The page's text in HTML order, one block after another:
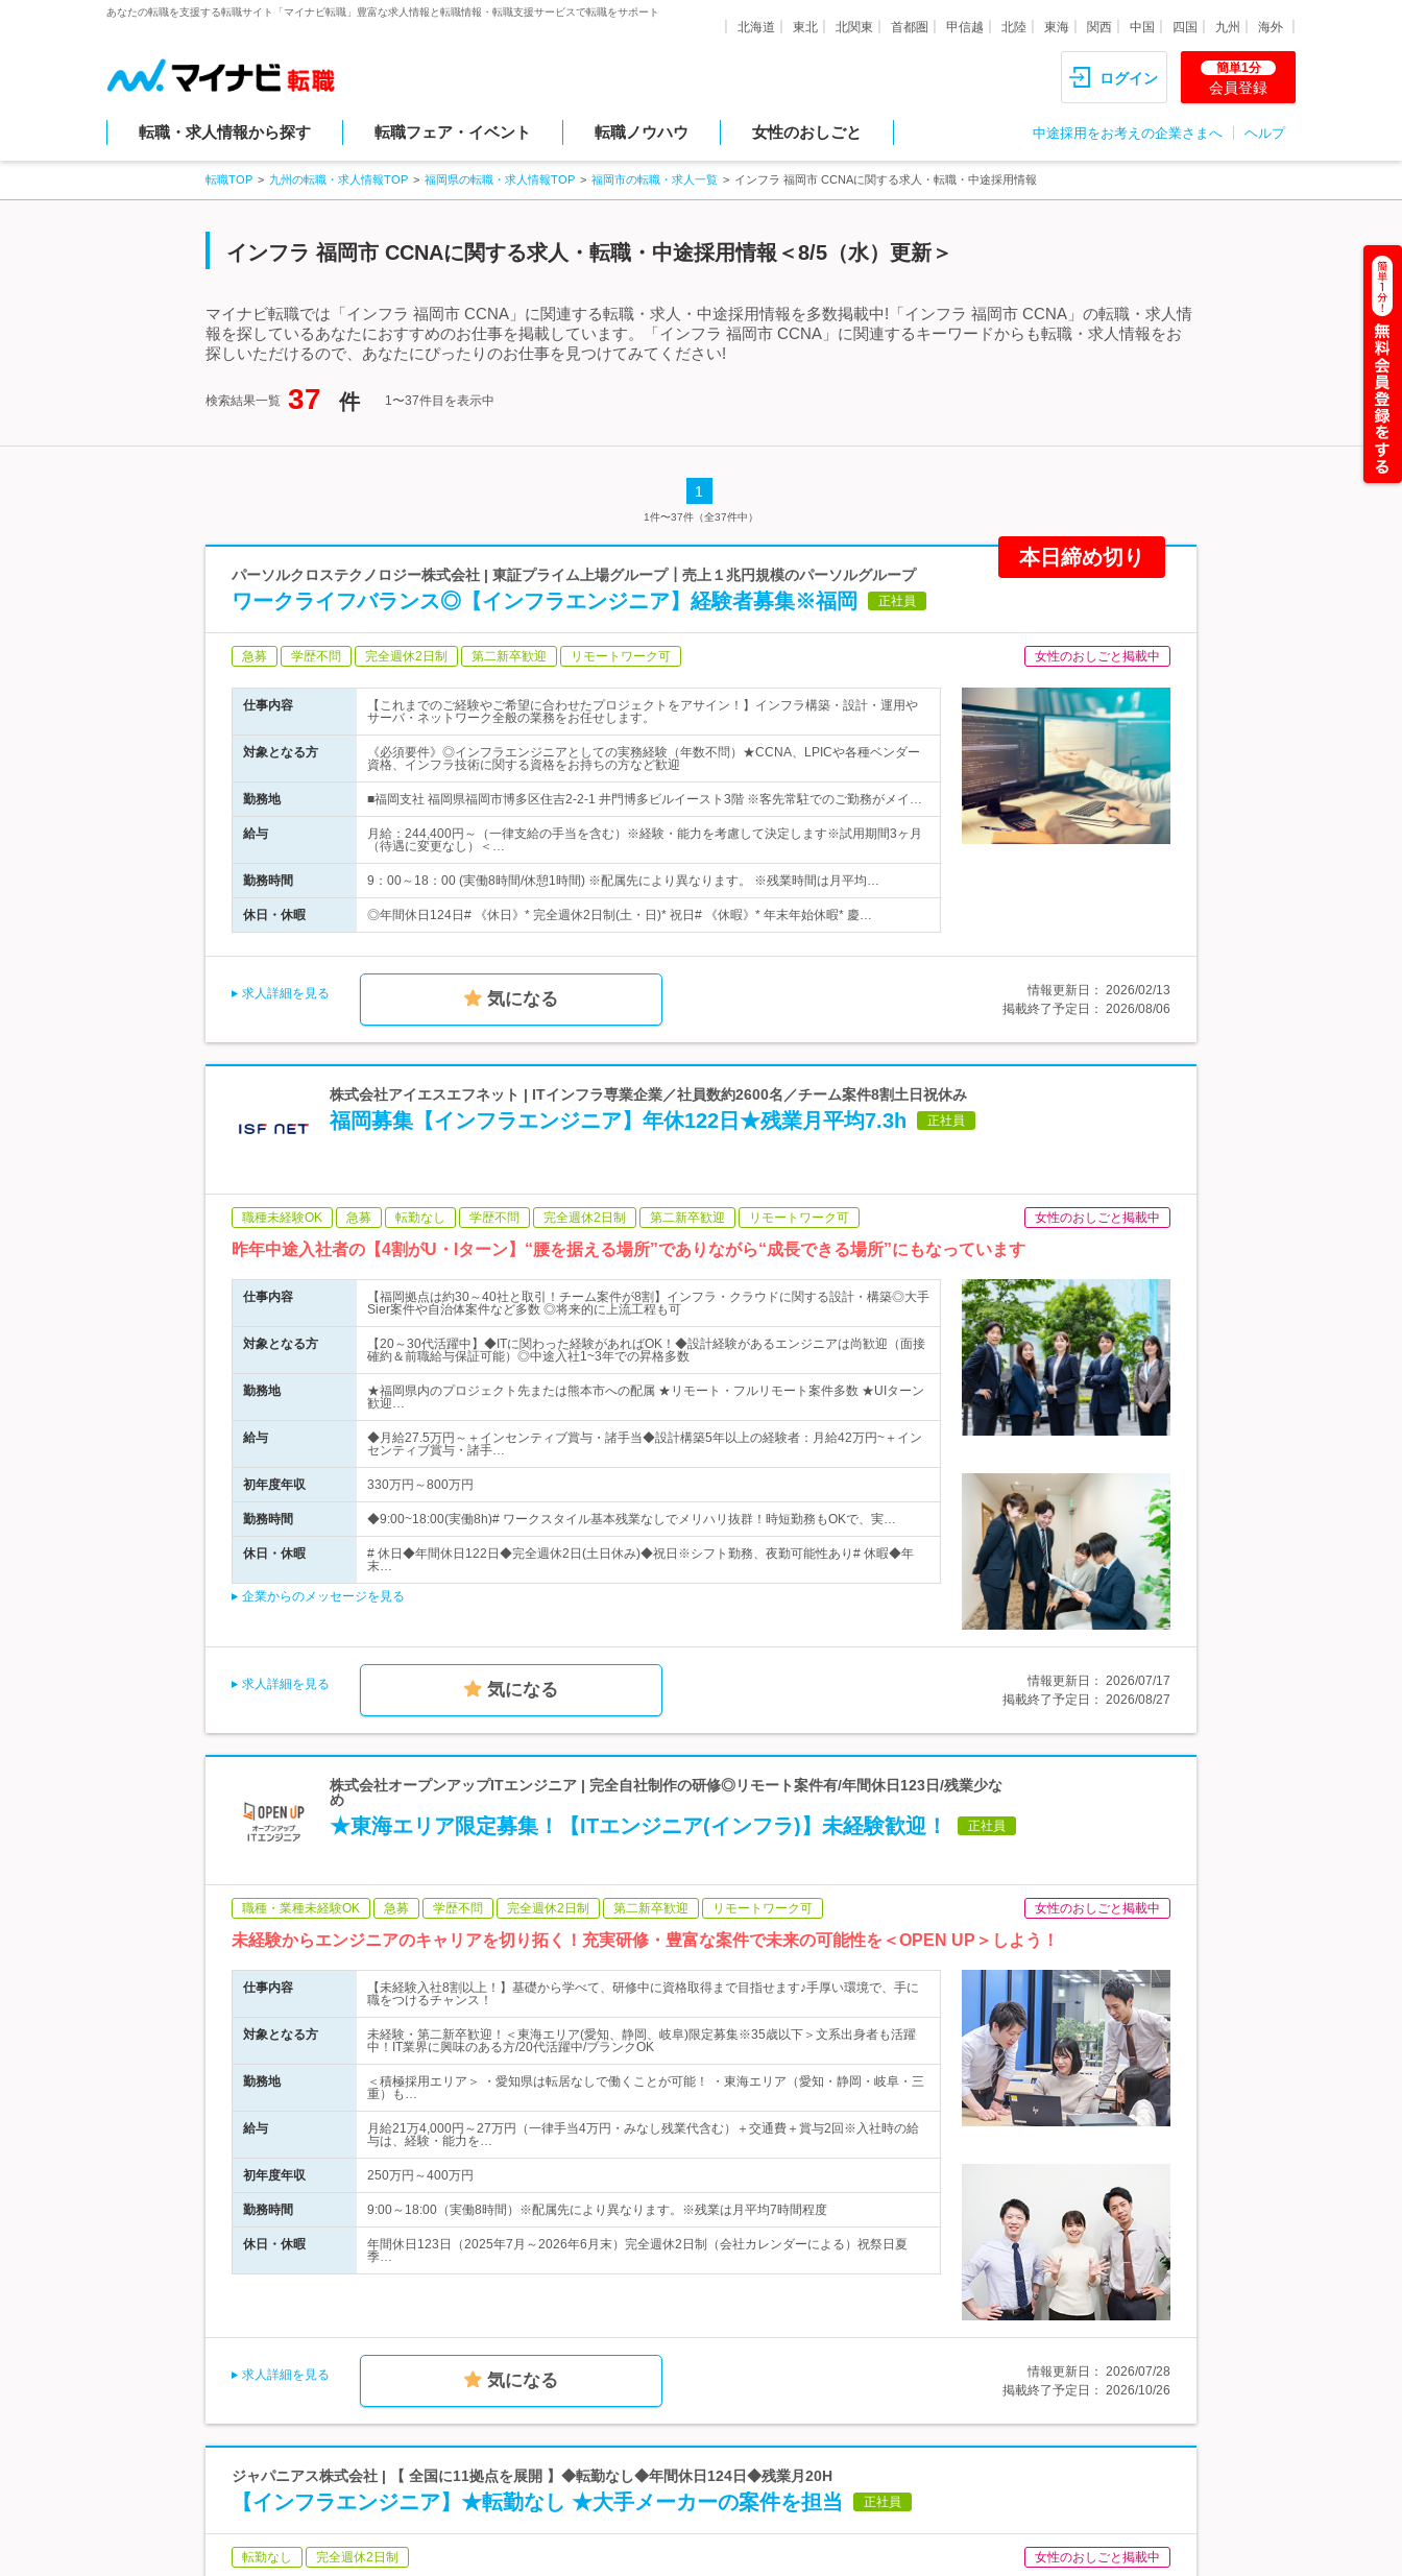
あなたの転職を支援する転職サイト「マイナビ転職」豊富な求人情報と転職情報・転職支援サービスで転職をサポート
北海道 東北 北関東 首都圏 甲信越 北陸 東海 関西 中国 四国 九州 海外
ログイン
簡単1分
会員登録
転職・求人情報から探す 転職フェア・イベント 転職ノウハウ 女性のおしごと 中途採用をお考えの企業さまへ ヘルプ
転職TOP 九州の転職・求人情報TOP 福岡県の転職・求人情報TOP 福岡市の転職・求人一覧 インフラ 福岡市 CCNAに関する求人・転職・中途採用情報
インフラ 福岡市 CCNAに関する求人・転職・中途採用情報＜8/5（水）更新＞
マイナビ転職では「インフラ 福岡市 CCNA」に関連する転職・求人・中途採用情報を多数掲載中!「インフラ 福岡市 CCNA」の転職・求人情
報を探しているあなたにおすすめのお仕事を掲載しています。「インフラ 福岡市 CCNA」に関連するキーワードからも転職・求人情報をお
探しいただけるので、あなたにぴったりのお仕事を見つけてみてください!
検索結果一覧 37 件 1〜37件目を表示中
1
1件〜37件（全37件中）
本日締め切り
パーソルクロステクノロジー株式会社 | 東証プライム上場グループ┃売上１兆円規模のパーソルグループ
ワークライフバランス◎【インフラエンジニア】経験者募集※福岡 正社員
急募 学歴不問 完全週休2日制 第二新卒歓迎 リモートワーク可 女性のおしごと掲載中
仕事内容
【これまでのご経験やご希望に合わせたプロジェクトをアサイン！】インフラ構築・設計・運用や
サーバ・ネットワーク全般の業務をお任せします。
対象となる方
《必須要件》◎インフラエンジニアとしての実務経験（年数不問）★CCNA、LPICや各種ベンダー
資格、インフラ技術に関する資格をお持ちの方など歓迎
勤務地 ■福岡支社 福岡県福岡市博多区住吉2-2-1 井門博多ビルイースト3階 ※客先常駐でのご勤務がメイ…
給与
月給：244,400円～（一律支給の手当を含む）※経験・能力を考慮して決定します※試用期間3ヶ月
（待遇に変更なし）＜…
勤務時間 9：00～18：00 (実働8時間/休憩1時間) ※配属先により異なります。 ※残業時間は月平均…
休日・休暇 ◎年間休日124日# 《休日》* 完全週休2日制(土・日)* 祝日# 《休暇》* 年末年始休暇* 慶…
求人詳細を見る 気になる 情報更新日： 2026/02/13
掲載終了予定日： 2026/08/06
株式会社アイエスエフネット | ITインフラ専業企業／社員数約2600名／チーム案件8割土日祝休み
福岡募集【インフラエンジニア】年休122日★残業月平均7.3h 正社員
職種未経験OK 急募 転勤なし 学歴不問 完全週休2日制 第二新卒歓迎 リモートワーク可 女性のおしごと掲載中
昨年中途入社者の【4割がU・Iターン】“腰を据える場所”でありながら“成長できる場所”にもなっています
仕事内容
【福岡拠点は約30～40社と取引！チーム案件が8割】インフラ・クラウドに関する設計・構築◎大手
Sier案件や自治体案件など多数 ◎将来的に上流工程も可
対象となる方
【20～30代活躍中】◆ITに関わった経験があればOK！◆設計経験があるエンジニアは尚歓迎（面接
確約＆前職給与保証可能）◎中途入社1~3年での昇格多数
勤務地
★福岡県内のプロジェクト先または熊本市への配属 ★リモート・フルリモート案件多数 ★UIターン
歓迎…
給与
◆月給27.5万円～＋インセンティブ賞与・諸手当◆設計構築5年以上の経験者：月給42万円~＋イン
センティブ賞与・諸手…
初年度年収 330万円～800万円
勤務時間 ◆9:00~18:00(実働8h)# ワークスタイル基本残業なしでメリハリ抜群！時短勤務もOKで、実…
休日・休暇
# 休日◆年間休日122日◆完全週休2日(土日休み)◆祝日※シフト勤務、夜勤可能性あり# 休暇◆年
末…
企業からのメッセージを見る
求人詳細を見る 気になる 情報更新日： 2026/07/17
掲載終了予定日： 2026/08/27
株式会社オープンアップITエンジニア | 完全自社制作の研修◎リモート案件有/年間休日123日/残業少な
め
★東海エリア限定募集！【ITエンジニア(インフラ)】未経験歓迎！ 正社員
職種・業種未経験OK 急募 学歴不問 完全週休2日制 第二新卒歓迎 リモートワーク可 女性のおしごと掲載中
未経験からエンジニアのキャリアを切り拓く！充実研修・豊富な案件で未来の可能性を＜OPEN UP＞しよう！
仕事内容
【未経験入社8割以上！】基礎から学べて、研修中に資格取得まで目指せます♪手厚い環境で、手に
職をつけるチャンス！
対象となる方
未経験・第二新卒歓迎！＜東海エリア(愛知、静岡、岐阜)限定募集※35歳以下＞文系出身者も活躍
中！IT業界に興味のある方/20代活躍中/ブランクOK
勤務地
＜積極採用エリア＞ ・愛知県は転居なしで働くことが可能！ ・東海エリア（愛知・静岡・岐阜・三
重）も…
給与
月給21万4,000円～27万円（一律手当4万円・みなし残業代含む）＋交通費＋賞与2回※入社時の給
与は、経験・能力を…
初年度年収 250万円～400万円
勤務時間 9:00～18:00（実働8時間）※配属先により異なります。※残業は月平均7時間程度
休日・休暇
年間休日123日（2025年7月～2026年6月末）完全週休2日制（会社カレンダーによる）祝祭日夏
季…
求人詳細を見る 気になる 情報更新日： 2026/07/28
掲載終了予定日： 2026/10/26
ジャパニアス株式会社 | 【 全国に11拠点を展開 】◆転勤なし◆年間休日124日◆残業月20H
【インフラエンジニア】★転勤なし ★大手メーカーの案件を担当 正社員
転勤なし 完全週休2日制 女性のおしごと掲載中